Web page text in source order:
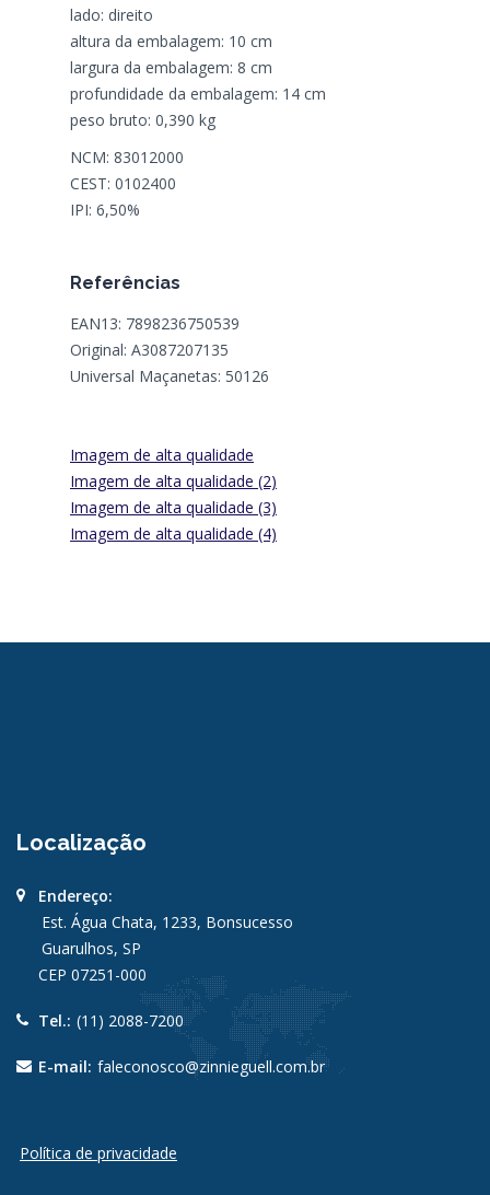
lado: direito
altura da embalagem: 10 cm
largura da embalagem: 8 cm
profundidade da embalagem: 14 cm
peso bruto: 0,390 kg
NCM: 83012000
CEST: 0102400
IPI: 6,50%
Referências
EAN13: 7898236750539
Original: A3087207135
Universal Maçanetas: 50126
Imagem de alta qualidade
Imagem de alta qualidade (2)
Imagem de alta qualidade (3)
Imagem de alta qualidade (4)
Localização
Endereço:
Est. Água Chata, 1233, Bonsucesso
Guarulhos, SP
CEP 07251-000
Tel.: (11) 2088-7200
E-mail: faleconosco@zinnieguell.com.br
Política de privacidade